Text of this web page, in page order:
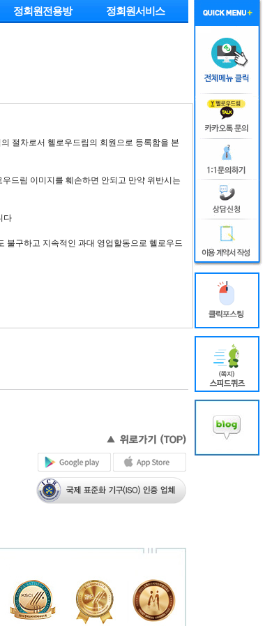
정회원전용방 정회원서비스
절차로서 헬로우드림의 회원으로 등록함을 본
드림 이미지를 훼손하면 안되고 만약 위반시는
다
불구하고 지속적인 과대 영업할동으로 헬로우드
에 대하여 그 효력을 발생합니다.
이 홈페이지에 가입함으로써 효력이 발생합니다.
는 제2항과 같은 방법으로 공시합니다.
가 정한 홈페이지의 세부이용지침 등의 규정에